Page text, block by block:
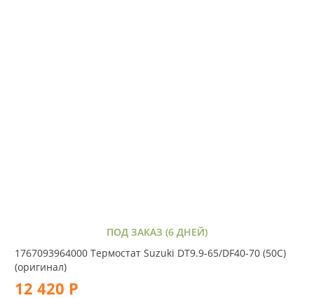
ПОД ЗАКАЗ (6 ДНЕЙ)
1767093964000 Термостат Suzuki DT9.9-65/DF40-70 (50С)
(оригинал)
12 420 Р